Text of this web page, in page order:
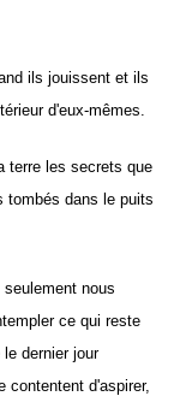
ils jouissent et ils
d'eux-mêmes.
terre les secrets que
tombés dans le puits
nous
ce qui reste
dernier jour
contentent d'aspirer,